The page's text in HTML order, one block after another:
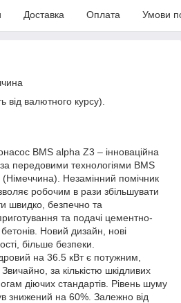
Доставка Оплата Умови
від валютного курсу).
BMS alpha Z3 – інноваційна
передовими технологіями BMS
Незамінний помічник
робочим в рази збільшувати
швидко, безпечно та
та подачі цементно-
Новий дизайн, нові
більше безпеки.
на 36.5 кВт є потужним,
за кількістю шкідливих
діючих стандартів. Рівень шуму
знижений на 60%. Залежно від